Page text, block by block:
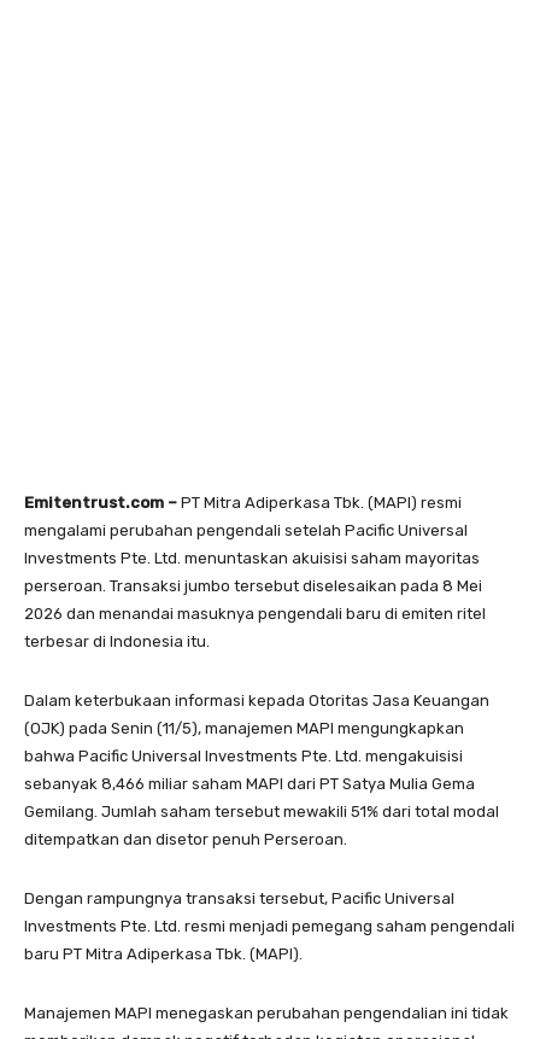
Emitentrust.com – PT Mitra Adiperkasa Tbk. (MAPI) resmi
mengalami perubahan pengendali setelah Pacific Universal
Investments Pte. Ltd. menuntaskan akuisisi saham mayoritas
perseroan. Transaksi jumbo tersebut diselesaikan pada 8 Mei
2026 dan menandai masuknya pengendali baru di emiten ritel
terbesar di Indonesia itu.
Dalam keterbukaan informasi kepada Otoritas Jasa Keuangan
(OJK) pada Senin (11/5), manajemen MAPI mengungkapkan
bahwa Pacific Universal Investments Pte. Ltd. mengakuisisi
sebanyak 8,466 miliar saham MAPI dari PT Satya Mulia Gema
Gemilang. Jumlah saham tersebut mewakili 51% dari total modal
ditempatkan dan disetor penuh Perseroan.
Dengan rampungnya transaksi tersebut, Pacific Universal
Investments Pte. Ltd. resmi menjadi pemegang saham pengendali
baru PT Mitra Adiperkasa Tbk. (MAPI).
Manajemen MAPI menegaskan perubahan pengendalian ini tidak